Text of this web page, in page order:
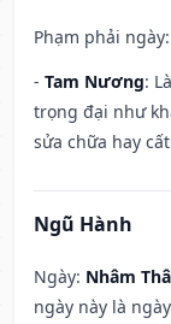
Phạm phải ngày:
- Tam Nương:
trọng đại như
sửa chữa hay
Ngũ Hành
Ngày: Nhâm
ngày này là